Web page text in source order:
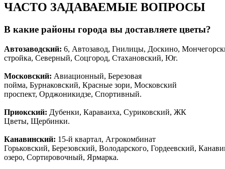
ЧАСТО ЗАДАВАЕМЫЕ ВОПРОСЫ
В какие районы города вы доставляете цветы?
Автозаводский: 6, Автозавод, Гнилицы, Доскино,
стройка, Северный, Соцгород, Стахановский, Юг.
Московский: Авиационный, Березовая
пойма, Бурнаковский, Красные зори, Московский
проспект, Орджоникидзе, Спортивный.
Приокский: Дубенки, Караваиха, Суриковский, ЖК
Цветы, Щербинки.
Канавинский: 15-й квартал, Агрокомбинат
Горьковский, Березовский, Володарского, Гордеевский,
озеро, Сортировочный, Ярмарка.